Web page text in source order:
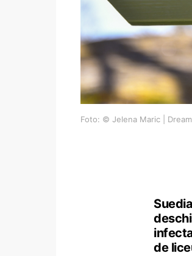
Foto: © Jelena Maric |
de